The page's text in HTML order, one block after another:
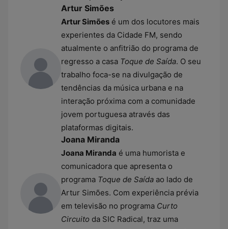
Artur Simões
Artur Simões é um dos locutores mais
experientes da Cidade FM, sendo
atualmente o anfitrião do programa de
regresso a casa Toque de Saída. O seu
trabalho foca-se na divulgação de
tendências da música urbana e na
interação próxima com a comunidade
jovem portuguesa através das
plataformas digitais.
Joana Miranda
Joana Miranda é uma humorista e
comunicadora que apresenta o
programa Toque de Saída ao lado de
Artur Simões. Com experiência prévia
em televisão no programa Curto
Circuito da SIC Radical, traz uma